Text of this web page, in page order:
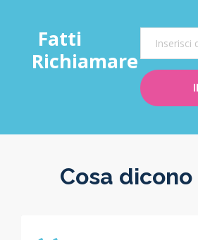
Fatti
Richiamare
Cosa dicono